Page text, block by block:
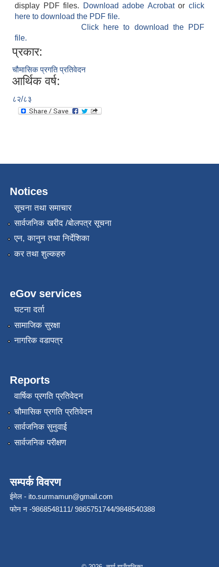
display PDF files.
Download adobe Acrobatorclick
here to download the PDF file.
Click here to download the PDF
file.
प्रकार:
चौमासिक प्रगति प्रतिवेदन
आर्थिक वर्ष:
८२/८३
Notices
सूचना तथा समाचार
सार्वजनिक खरीद /बोलपत्र सूचना
एन, कानुन तथा निर्देशिका
कर तथा शुल्कहरु
eGov services
घटना दर्ता
सामाजिक सुरक्षा
नागरिक वडापत्र
Reports
वार्षिक प्रगति प्रतिवेदन
चौमासिक प्रगति प्रतिवेदन
सार्वजनिक सुनुवाई
सार्वजनिक परीक्षण
सम्पर्क विवरण
ईमेल - ito.surmamun@gmail.com
फोन न -9868548111/ 9865751744/9848540388